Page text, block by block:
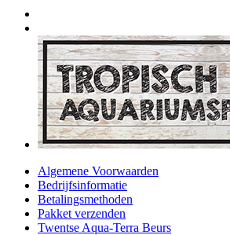
Algemene Voorwaarden
Bedrijfsinformatie
Betalingsmethoden
Pakket verzenden
Twentse Aqua-Terra Beurs